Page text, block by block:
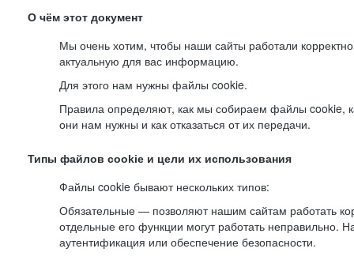
О чём этот документ
Мы очень хотим, чтобы наши сайты работали
актуальную для вас информацию.
Для этого нам нужны файлы cookie.
Правила определяют, как мы собираем файлы cookie,
они нам нужны и как отказаться от их передачи.
Типы файлов cookie и цели их использования
Файлы cookie бывают нескольких типов:
Обязательные — позволяют нашим сайтам работать
отдельные его функции могут работать неправильно.
аутентификация или обеспечение безопасности.